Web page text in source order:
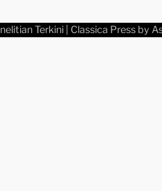
Terkini | Classica Press by